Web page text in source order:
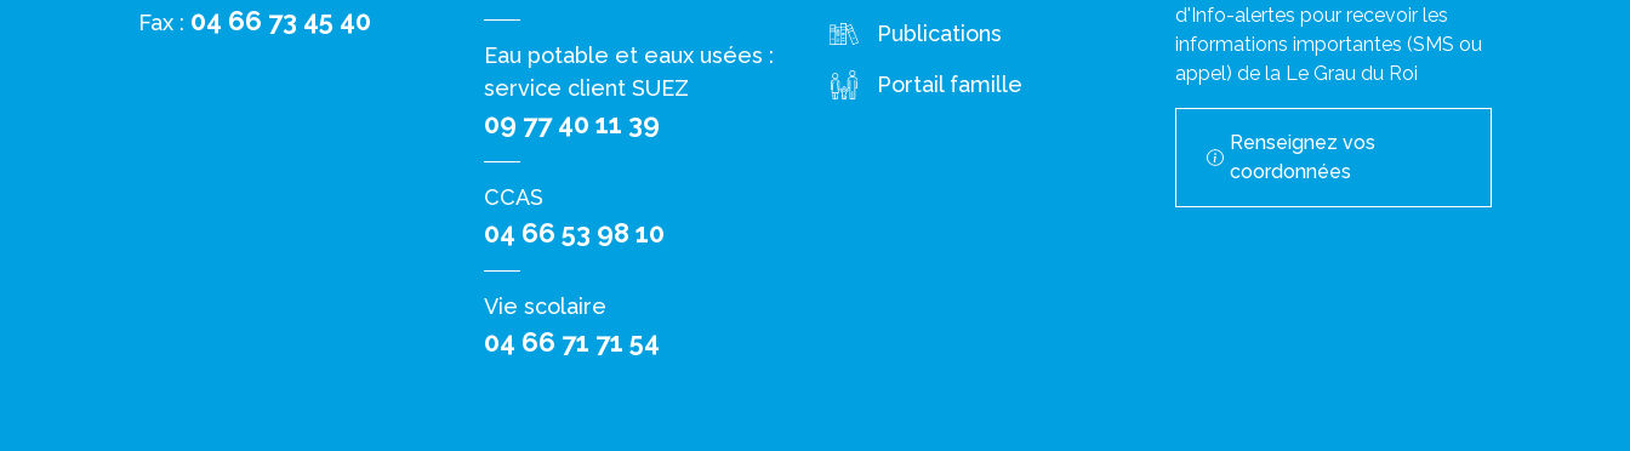
Fax : 04 66 73 45 40
Eau potable et eaux usées :
service client SUEZ
09 77 40 11 39
CCAS
04 66 53 98 10
Vie scolaire
04 66 71 71 54
Publications
Portail famille
d'Info-alertes pour recevoir les
informations importantes (SMS ou
appel) de la Le Grau du Roi
Renseignez vos
coordonnées